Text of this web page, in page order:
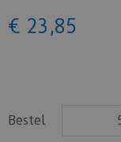
€ 23 ,85
Bestel